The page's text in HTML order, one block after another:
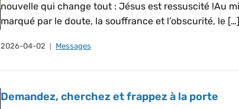
nouvelle qui change tout : Jésus est ressuscité !Au
marqué par le doute, la souffrance et l’obscurité, le […]
2026-04-02 Messages
Demandez, cherchez et frappez à la porte